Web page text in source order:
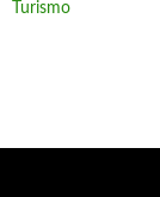
Turismo